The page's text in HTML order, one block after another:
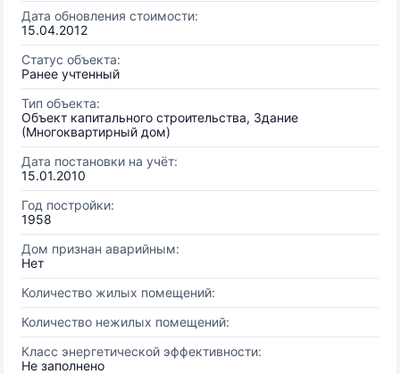
Дата обновления стоимости:
15.04.2012
Статус объекта:
Ранее учтенный
Тип объекта:
Объект капитального строительства, Здание
(Многоквартирный дом)
Дата постановки на учёт:
15.01.2010
Год постройки:
1958
Дом признан аварийным:
Нет
Количество жилых помещений:
Количество нежилых помещений:
Класс энергетической эффективности:
Не заполнено